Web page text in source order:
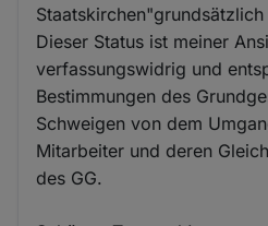
Dieser Status ist meiner
verfassungswidrig und
Bestimmungen des
Schweigen von dem
Mitarbeiter und deren
des GG.